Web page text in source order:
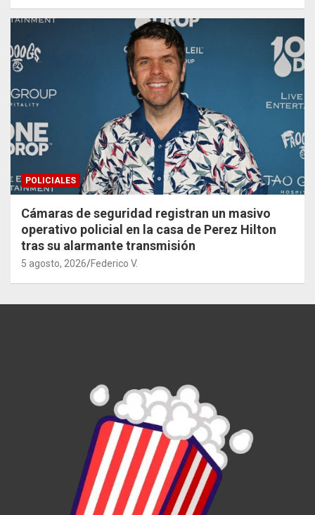
POLICIALES
Cámaras de seguridad registran un masivo
operativo policial en la casa de Perez Hilton
tras su alarmante transmisión
5 agosto, 2026 Federico V.